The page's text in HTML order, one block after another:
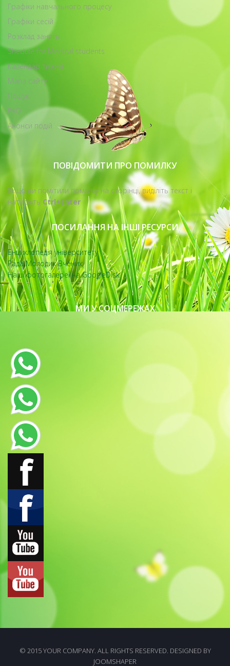
Графіки навчального процесу
Графіки сесій
Розклад занять
Shedule for Medical students
Календар тижнів
Мапа сайту
Пошук
FAQ
Анонси подій
ПОВІДОМИТИ ПРО ПОМИЛКУ
Якщо ви помітили помилку на сторінці, виділіть текст і
натисніть Ctrl+Enter
ПОСИЛАННЯ НА ІНШІ РЕСУРСИ
Енциклопедія університету
Рада Молодих Вчених
Наші фотогалереї на GoogleDisk
МИ У СОЦМЕРЕЖАХ
© 2015 YOUR COMPANY. ALL RIGHTS RESERVED. DESIGNED BY
JOOMSHAPER